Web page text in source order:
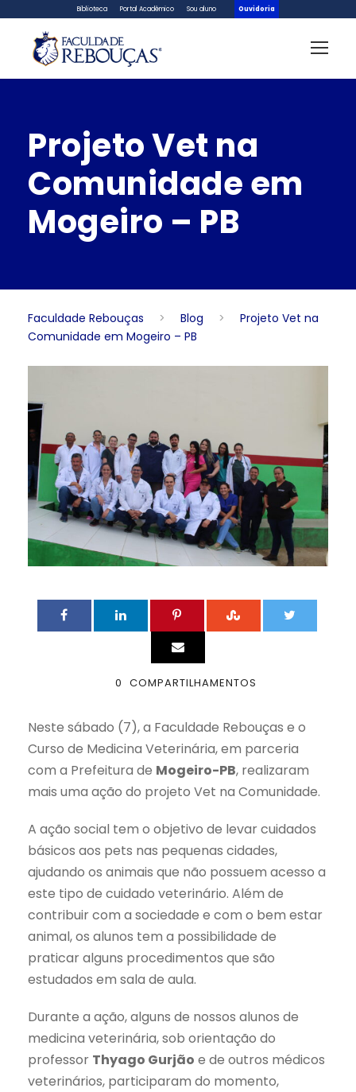
Biblioteca Portal Acadêmico Sou aluno Ouvidoria
Projeto Vet na
Comunidade em
Mogeiro – PB
Faculdade Rebouças > Blog >
Projeto Vet na
Comunidade em Mogeiro – PB
0 COMPARTILHAMENTOS
Neste sábado (7), a Faculdade Rebouças e o
Curso de Medicina Veterinária, em parceria
com a Prefeitura de Mogeiro-PB, realizaram
mais uma ação do projeto Vet na Comunidade.
A ação social tem o objetivo de levar cuidados
básicos aos pets nas pequenas cidades,
ajudando os animais que não possuem acesso a
este tipo de cuidado veterinário. Além de
contribuir com a sociedade e com o bem estar
animal, os alunos tem a possibilidade de
praticar alguns procedimentos que são
estudados em sala de aula.
Durante a ação, alguns de nossos alunos de
medicina veterinária, sob orientação do
professor Thyago Gurjão e de outros médicos
veterinários, participaram do momento,